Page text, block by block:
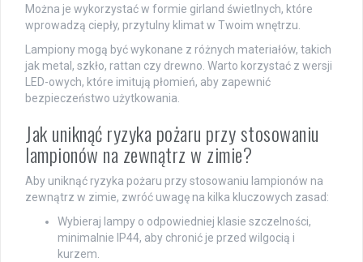
Można je wykorzystać w formie girland świetlnych, które
wprowadzą ciepły, przytulny klimat w Twoim wnętrzu.
Lampiony mogą być wykonane z różnych materiałów, takich
jak metal, szkło, rattan czy drewno. Warto korzystać z wersji
LED-owych, które imitują płomień, aby zapewnić
bezpieczeństwo użytkowania.
Jak uniknąć ryzyka pożaru przy stosowaniu
lampionów na zewnątrz w zimie?
Aby uniknąć ryzyka pożaru przy stosowaniu lampionów na
zewnątrz w zimie, zwróć uwagę na kilka kluczowych zasad:
Wybieraj lampy o odpowiedniej klasie szczelności,
minimalnie IP44, aby chronić je przed wilgocią i
kurzem.